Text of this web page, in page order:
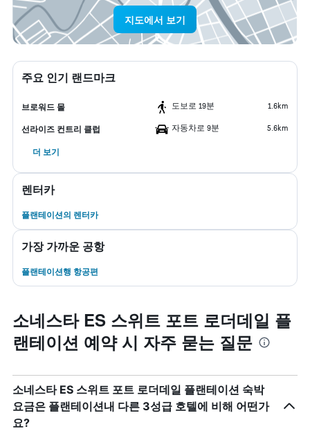
지도에서 보기
주요 인기 랜드마크
브로워드 몰 도보로 19분 1.6km
선라이즈 컨트리 클럽 자동차로 9분 5.6km
더 보기
렌터카
플랜테이션​의 렌터카
가장 가까운 공항
플랜테이션행 항공편
소네스타 ES 스위트 포트 로더데일 플
랜테이션 예약 시 자주 묻는 질문
소네스타 ES 스위트 포트 로더데일 플랜테이션 숙박
요금은 플랜테이션내 다른 3성급 호텔에 비해 어떤가
요?